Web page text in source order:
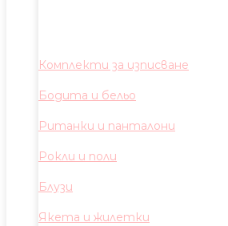
Комплекти за изписване
Бодита и бельо
Ританки и панталони
Рокли и поли
Блузи
Якета и жилетки